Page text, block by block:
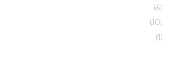
(6)
(10)
(1)